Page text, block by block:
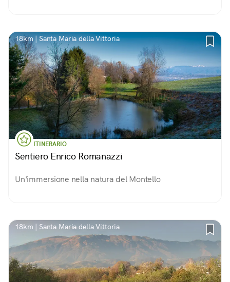
18km | Santa Maria della Vittoria
ITINERARIO
Sentiero Enrico Romanazzi
Un'immersione nella natura del Montello
18km | Santa Maria della Vittoria